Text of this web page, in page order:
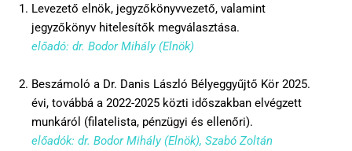
Levezető elnök, jegyzőkönyvvezető, valamint
jegyzőkönyv hitelesítők megválasztása.
előadó: dr. Bodor Mihály (Elnök)
Beszámoló a Dr. Danis László Bélyeggyűjtő Kör 2025.
évi, továbbá a 2022-2025 közti időszakban elvégzett
munkáról (filatelista, pénzügyi és ellenőri).
előadók: dr. Bodor Mihály (Elnök), Szabó Zoltán